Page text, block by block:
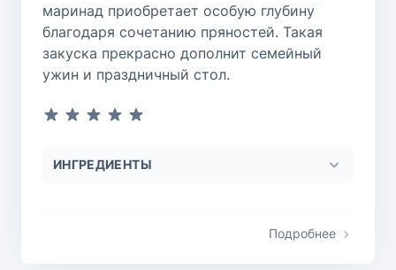
маринад приобретает особую глубину
благодаря сочетанию пряностей. Такая
закуска прекрасно дополнит семейный
ужин и праздничный стол.
ИНГРЕДИЕНТЫ
Подробнее